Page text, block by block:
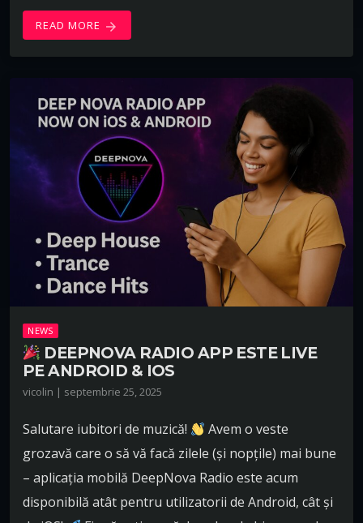
READ MORE arrow_forward
NEWS
DEEPNOVA RADIO APP ESTE LIVE
PE ANDROID & IOS
vicolin | septembrie 25, 2025
Salutare iubitori de muzică!
Avem o veste
grozavă care o să vă facă zilele (și nopțile) mai bune
– aplicația mobilă DeepNova Radio este acum
disponibilă atât pentru utilizatorii de Android, cât și